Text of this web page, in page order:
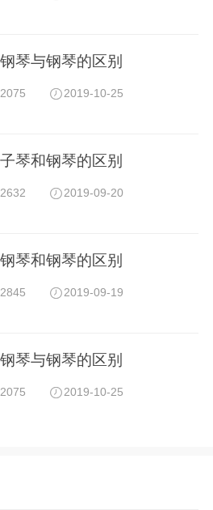
琴与钢琴的区别
2075 2019-10-25
琴和钢琴的区别
2632 2019-09-20
琴和钢琴的区别
2845 2019-09-19
琴与钢琴的区别
2075 2019-10-25